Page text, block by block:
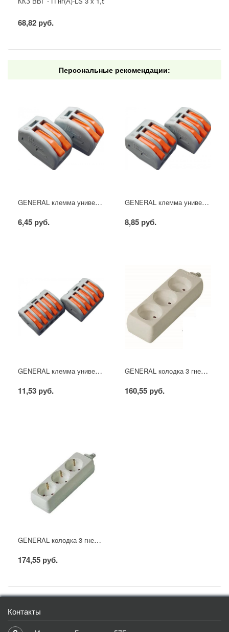
68,82 руб.
Персональные рекомендации:
GENERAL клемма универсальная монтажная 222-412 на 2 провода GTER1-02
6,45 руб.
GENERAL клемма универсальная монтажная 222-413 на 3 провода GTER2-03
8,85 руб.
GENERAL клемма универсальная монтажная 222-415 на 5 проводов GTER3-05
11,53 руб.
GENERAL колодка 3 гнезда без заземления GSB-16-3-IP20
160,55 руб.
GENERAL колодка 3 гнезда с заземлением GSB-16-3-G-IP20
174,55 руб.
Контакты